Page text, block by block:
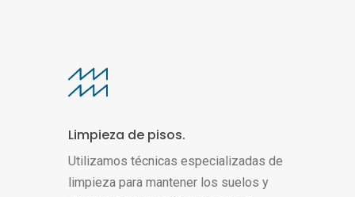
Limpieza de pisos.
Utilizamos técnicas especializadas de
limpieza para mantener los suelos y